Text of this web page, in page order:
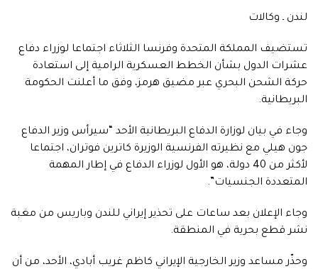
لندن ـ وكالات
تستضيف المملكة المتحدة وفرنسا الثلاثاء اجتماعا لوزراء دفاع
عشرات الدول بشأن الخطط العسكرية الرامية إلى استعادة
حركة الشحن البحري عبر مضيق هرمز، وفق ما أعلنت الحكومة
البريطانية.
وجاء في بيان لوزارة الدفاع البريطانية الأحد “سيرأس وزير الدفاع
جون هيلي مع نظيرته الفرنسية الوزيرة كاترين فوتران، اجتماعا
لأكثر من 40 دولة، هو الأول لوزراء الدفاع في إطار المهمة
المتعددة الجنسيات”.
وجاء الإعلان بعد ساعات على تحذير إيراني للندن وباريس من مغبة
نشر قطع بحرية في المنطقة.
وحذّر مساعد وزير الخارجية الإيراني كاظم غريب أبادي، الأحد، من أن